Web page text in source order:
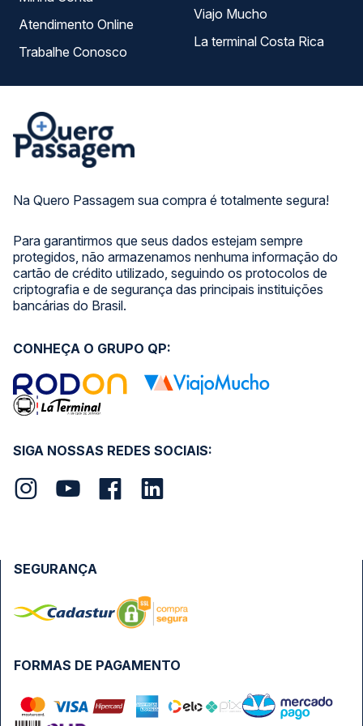
Na Quero Passagem sua compra é totalmente segura!
Para garantirmos que seus dados estejam sempre
protegidos, não armazenamos nenhuma informação do
cartão de crédito utilizado, seguindo os protocolos de
criptografia e de segurança das principais instituições
bancárias do Brasil.
Atendimento Online
Trabalhe Conosco
Viajo Mucho
La terminal Costa Rica
SIGA NOSSAS REDES SOCIAIS:
CONHEÇA O GRUPO QP:
FORMAS DE PAGAMENTO
SEGURANÇA